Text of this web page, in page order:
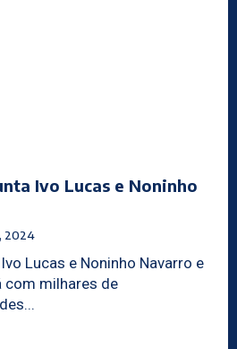
Ivo Lucas e Noninho
2024
Lucas e Noninho Navarro e
com milhares de